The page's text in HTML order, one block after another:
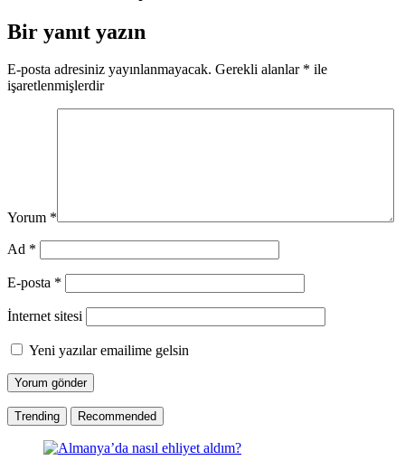
Bir yanıt yazın
E-posta adresiniz yayınlanmayacak. Gerekli alanlar * ile
işaretlenmişlerdir
Yorum *
Ad *
E-posta *
İnternet sitesi
Yeni yazılar emailime gelsin
Trending Recommended